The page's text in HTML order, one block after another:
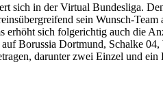
sich in der Virtual Bundesliga.
sein Wunsch-Team
erhöht sich folgerichtig auch die
Borussia Dortmund, Schalke
darunter zwei Einzel und